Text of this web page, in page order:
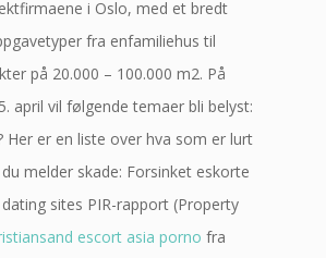
i Oslo, med et bredt
fra enfamiliehus til
på 20.000 – 100.000 m2. På
april vil følgende temaer bli belyst:
Her er en liste over hva som er lurt
melder skade: Forsinket eskorte
sites PIR-rapport (Property
escort asia porno fra